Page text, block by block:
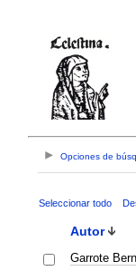
Opciones de
Seleccionar todo
Autor
Garrote